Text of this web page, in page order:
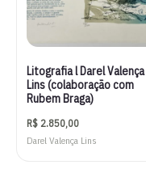
Litografia l Darel Valença
Lins (colaboração com
Rubem Braga)
R$ 2.850,00
Darel Valença Lins